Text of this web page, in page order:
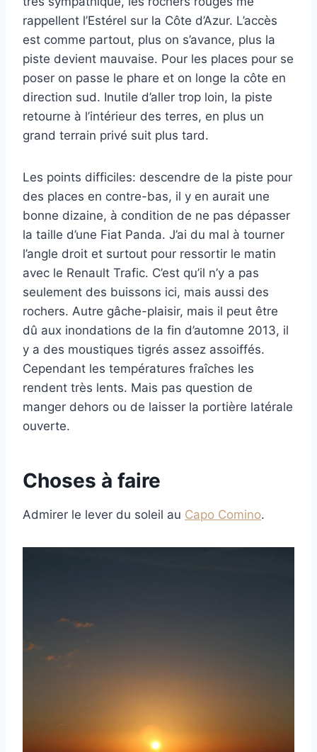
rappellent l’Estérel sur la Côte d’Azur. L’accès
est comme partout, plus on s’avance, plus la
piste devient mauvaise. Pour les places pour se
poser on passe le phare et on longe la côte en
direction sud. Inutile d’aller trop loin, la piste
retourne à l’intérieur des terres, en plus un
grand terrain privé suit plus tard.
Les points difficiles: descendre de la piste pour
des places en contre-bas, il y en aurait une
bonne dizaine, à condition de ne pas dépasser
la taille d’une Fiat Panda. J’ai du mal à tourner
l’angle droit et surtout pour ressortir le matin
avec le Renault Trafic. C’est qu’il n’y a pas
seulement des buissons ici, mais aussi des
rochers. Autre gâche-plaisir, mais il peut être
dû aux inondations de la fin d’automne 2013, il
y a des moustiques tigrés assez assoiffés.
Cependant les températures fraîches les
rendent très lents. Mais pas question de
manger dehors ou de laisser la portière latérale
ouverte.
Choses à faire
Admirer le lever du soleil au Capo Comino.